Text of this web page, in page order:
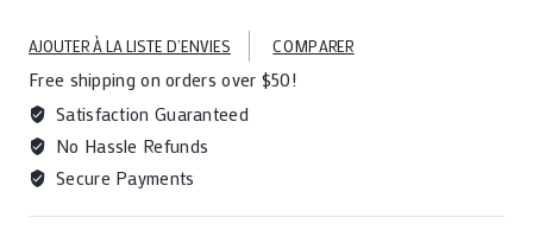
AJOUTER À LA LISTE D’ENVIES COMPARER
Free shipping on orders over $50!
Satisfaction Guaranteed
No Hassle Refunds
Secure Payments